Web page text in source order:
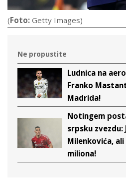
(Foto: Getty Images)
Ne propustite
Ludnica na
Franko
Madrida!
Notingem
srpsku zvezdu:
Milenkovića,
miliona!